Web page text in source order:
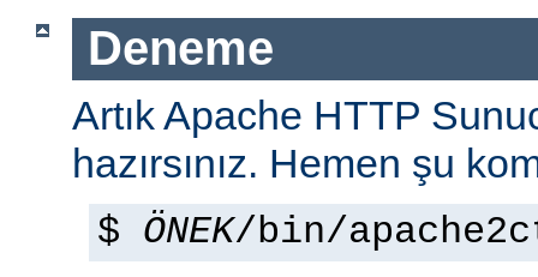
Deneme
Artık Apache HTTP
hazırsınız. Hemen şu
$ ÖNEK/bin/